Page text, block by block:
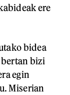
ere
bidea
bizi
egin
Miserian